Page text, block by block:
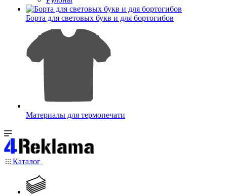
Борта для световых букв и для бортогибов
Материалы для термопечати
Каталог